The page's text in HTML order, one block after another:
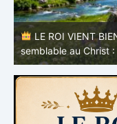
LE ROI VIENT
semblable au Christ